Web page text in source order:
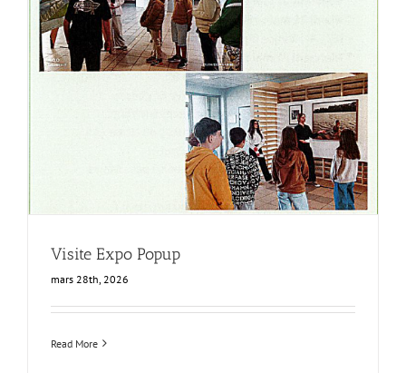
Visite Expo Popup
mars 28th, 2026
Read More